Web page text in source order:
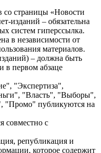
со страницы «Новости
изданий – обязательна
систем гиперссылка.
в независимости от
материалов.
– должна быть
в первом абзаце
"Экспертиза",
"Власть", "Выборы",
"Промо" публикуются на
совместно с
републикация и
которое содержит